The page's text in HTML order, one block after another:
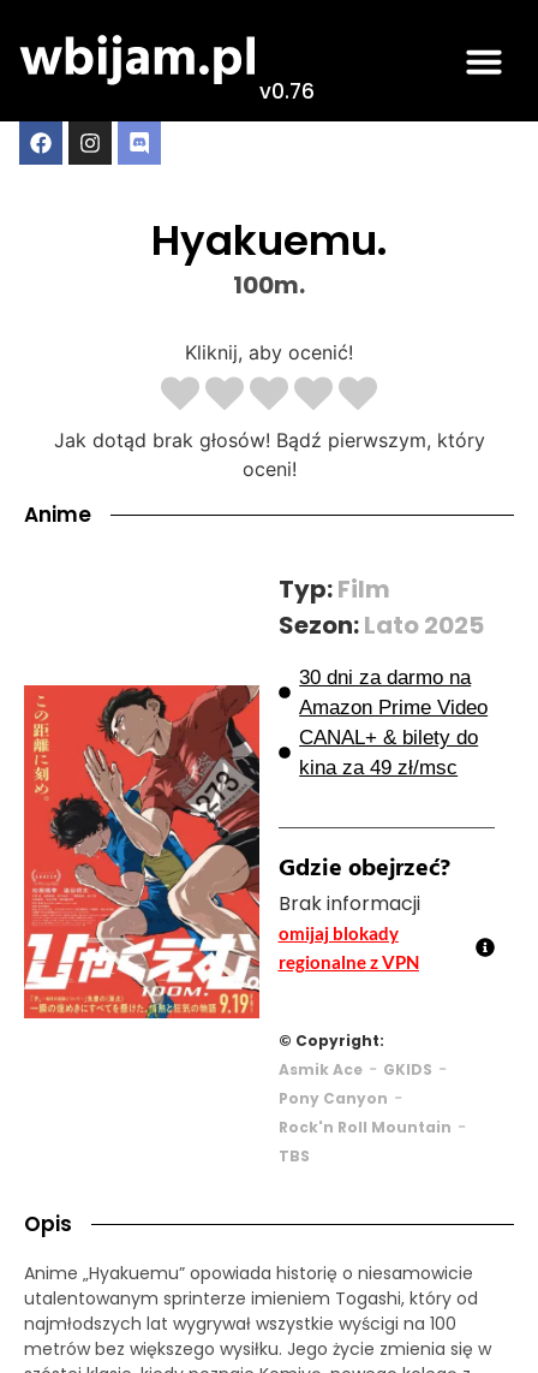
v0.76
Hyakuemu.
100m.
Kliknij, aby ocenić!
Jak dotąd brak głosów! Bądź pierwszym, który
oceni!
Anime
Typ:Film
Sezon:Lato 2025
30 dni za darmo na
Amazon Prime Video
CANAL+ & bilety do
kina za 49 zł/msc
Gdzie obejrzeć?
Brak informacji
omijaj blokady
regionalne z VPN
© Copyright:
Asmik Ace- GKIDS -
Pony Canyon -
Rock'n Roll Mountain -
TBS
Opis
Anime „Hyakuemu” opowiada historię o niesamowicie
utalentowanym sprinterze imieniem Togashi, który od
najmłodszych lat wygrywał wszystkie wyścigi na 100
metrów bez większego wysiłku. Jego życie zmienia się w